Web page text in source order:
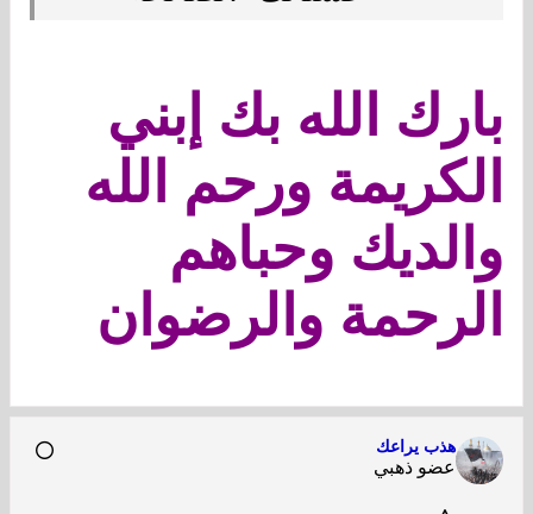
بارك الله بك إبني
الكريمة ورحم الله
والديك وحباهم
الرحمة والرضوان
هذب يراعك
عضو ذهبي